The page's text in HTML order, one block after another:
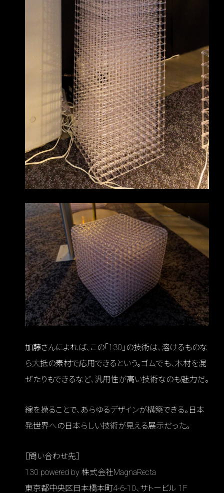
加藤さんによれば、この「130」の技術は、溶けるものな
ら大抵の素材で応用できるという。ゴムでも、木材を混
ぜたりもできるなど、汎用性が高い技術なのも魅力だ。
線を操ることで、あらゆるデザインが構築できる。日本
発世界への日本らしい技術が見える展示だった。
［問い合わせ先］
130 powered by 株式会社MagnaRecta
東京都中央区日本橋本町4-6-10、サトービル 1F